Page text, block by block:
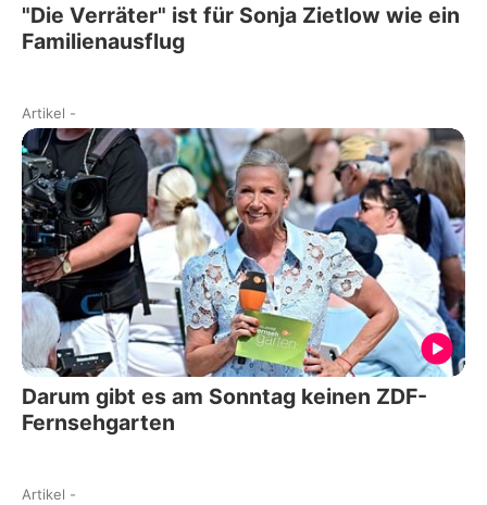
"Die Verräter" ist für Sonja Zietlow wie ein
Familienausflug
Artikel -
Darum gibt es am Sonntag keinen ZDF-
Fernsehgarten
Artikel -